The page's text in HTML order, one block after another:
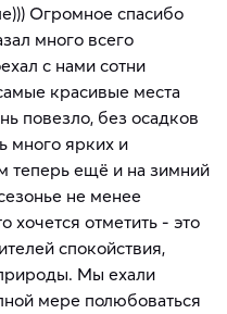
Огромное спасибо
много всего
с нами сотни
красивые места
повезло, без осадков
много ярких и
теперь ещё и на зимний
не менее
хочется отметить - это
спокойствия,
Мы ехали
мере полюбоваться